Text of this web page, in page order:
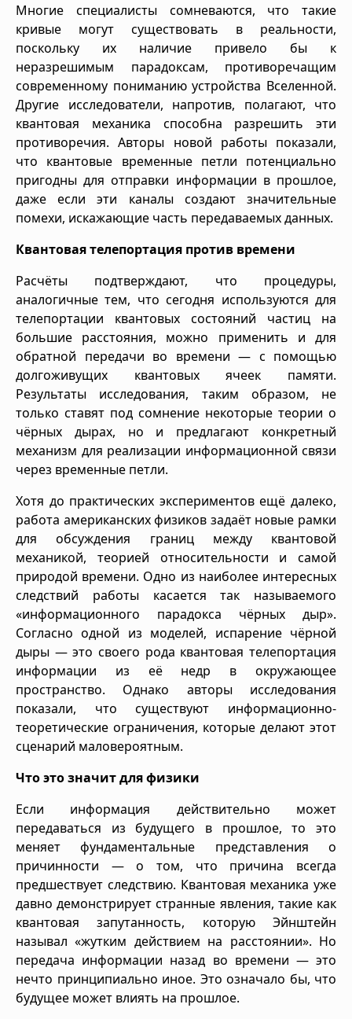
Многие специалисты сомневаются, что такие
кривые могут существовать в реальности,
поскольку их наличие привело бы к
неразрешимым парадоксам, противоречащим
современному пониманию устройства Вселенной.
Другие исследователи, напротив, полагают, что
квантовая механика способна разрешить эти
противоречия. Авторы новой работы показали,
что квантовые временные петли потенциально
пригодны для отправки информации в прошлое,
даже если эти каналы создают значительные
помехи, искажающие часть передаваемых данных.
Квантовая телепортация против времени
Расчёты подтверждают, что процедуры,
аналогичные тем, что сегодня используются для
телепортации квантовых состояний частиц на
большие расстояния, можно применить и для
обратной передачи во времени — с помощью
долгоживущих квантовых ячеек памяти.
Результаты исследования, таким образом, не
только ставят под сомнение некоторые теории о
чёрных дырах, но и предлагают конкретный
механизм для реализации информационной связи
через временные петли.
Хотя до практических экспериментов ещё далеко,
работа американских физиков задаёт новые рамки
для обсуждения границ между квантовой
механикой, теорией относительности и самой
природой времени. Одно из наиболее интересных
следствий работы касается так называемого
«информационного парадокса чёрных дыр».
Согласно одной из моделей, испарение чёрной
дыры — это своего рода квантовая телепортация
информации из её недр в окружающее
пространство. Однако авторы исследования
показали, что существуют информационно-
теоретические ограничения, которые делают этот
сценарий маловероятным.
Что это значит для физики
Если информация действительно может
передаваться из будущего в прошлое, то это
меняет фундаментальные представления о
причинности — о том, что причина всегда
предшествует следствию. Квантовая механика уже
давно демонстрирует странные явления, такие как
квантовая запутанность, которую Эйнштейн
называл «жутким действием на расстоянии». Но
передача информации назад во времени — это
нечто принципиально иное. Это означало бы, что
будущее может влиять на прошлое.